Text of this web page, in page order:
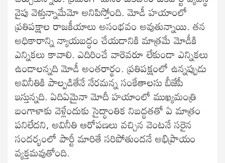
వైపు వెళ్తున్నామేమో అనిపిస్తోంది. మోడీ హయాంలో
ప్రతిపక్షాల రాజకీయాలు అసంభవం అవుతున్నాయి. తన
అధికారాన్ని న్యాయబద్ధం చేయడానికి మాత్రమే మోడీకి
ఎన్నికలు కావాలి. ఎదిరించే వారెవరూ లేకుండా ఎన్నికలు
ఉండాలన్నది మోడీ అంతరార్థం. ప్రతిపక్షంలో ఉన్నప్పుడు
అవినీతికి పాల్పడితేనే నేరమన్న సంకేతాలసు బీజేపీ
ఇస్తున్నది. ఏదిఏమైనా మోదీ హయాంలో ముఖ్యమంత్రి
బంగాళాకు వెళ్లేందుకు సైద్ధాంతిక నిబద్ధతతో ఏ మాత్రం
పనిలేదని, అవినీతి ఆరోపణలు వచ్చిన వెంటనే సరైన
సందర్భంలో పార్టీ మారితే సరిపోతుందనే అభిప్రాయం
వ్యక్తమవుతోంది.